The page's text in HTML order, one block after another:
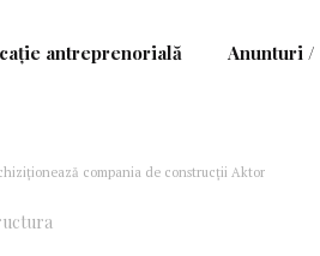
antreprenorială Anunturi
compania de construcţii Aktor